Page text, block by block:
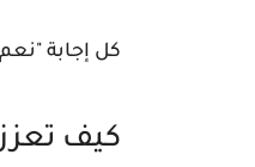
كل إجابة
كيف